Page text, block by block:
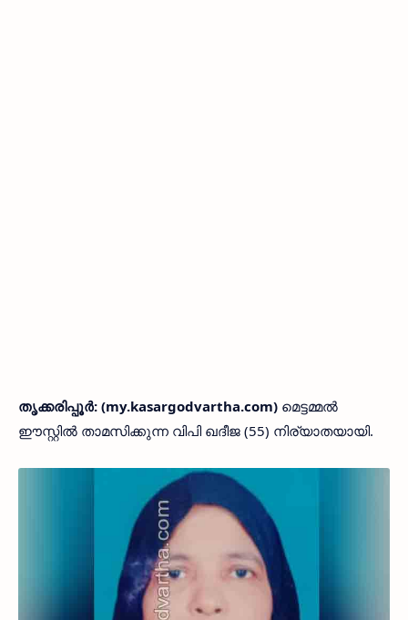
തൃക്കരിപ്പൂര്‍: (my.kasargodvartha.com) മെട്ടമ്മല്‍
ഈസ്റ്റില്‍ താമസിക്കുന്ന വിപി ഖദീജ (55) നിര്യാതയായി.